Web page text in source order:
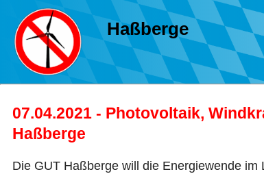
Haßberge
07.04.2021 - Photovoltaik,
Haßberge
Die GUT Haßberge will die Energiewende